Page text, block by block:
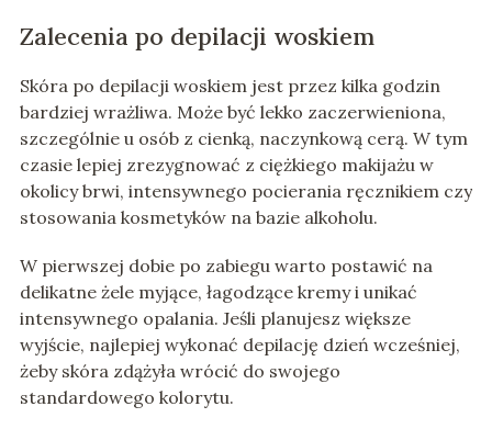
Zalecenia po depilacji woskiem
Skóra po depilacji woskiem jest przez kilka godzin
bardziej wrażliwa. Może być lekko zaczerwieniona,
szczególnie u osób z cienką, naczynkową cerą. W tym
czasie lepiej zrezygnować z ciężkiego makijażu w
okolicy brwi, intensywnego pocierania ręcznikiem czy
stosowania kosmetyków na bazie alkoholu.
W pierwszej dobie po zabiegu warto postawić na
delikatne żele myjące, łagodzące kremy i unikać
intensywnego opalania. Jeśli planujesz większe
wyjście, najlepiej wykonać depilację dzień wcześniej,
żeby skóra zdążyła wrócić do swojego
standardowego kolorytu.